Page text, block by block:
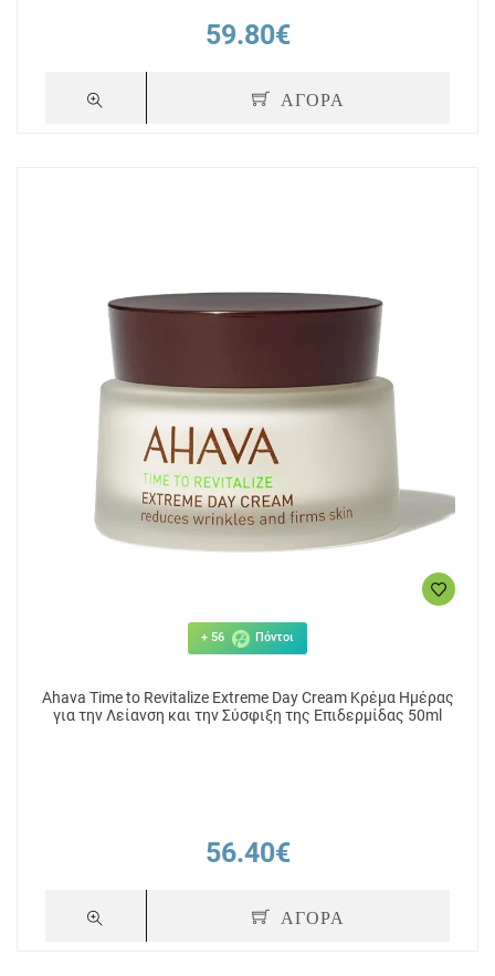
59.80€
ΑΓΟΡΑ
+ 56 Πόντοι
Ahava Time to Revitalize Extreme Day Cream Κρέμα Ημέρας
για την Λείανση και την Σύσφιξη της Επιδερμίδας 50ml
56.40€
ΑΓΟΡΑ